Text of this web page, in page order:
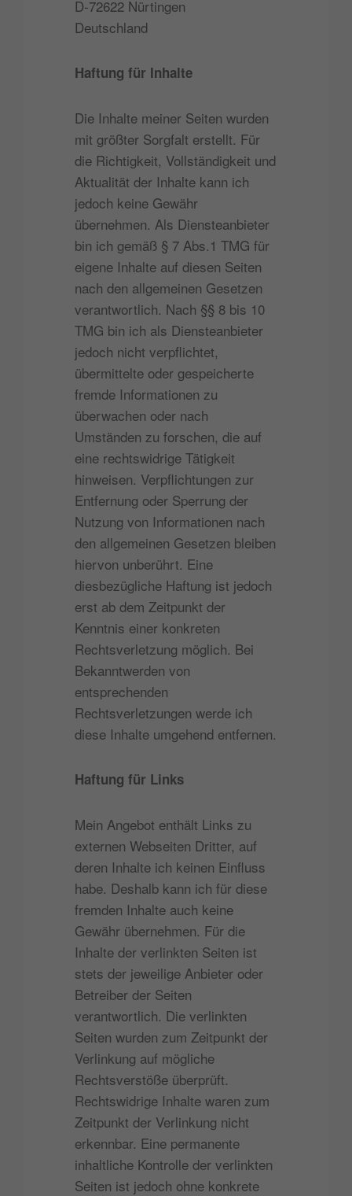
D-72622 Nürtingen
Deutschland
Haftung für Inhalte
Die Inhalte meiner Seiten wurden
mit größter Sorgfalt erstellt. Für
die Richtigkeit, Vollständigkeit und
Aktualität der Inhalte kann ich
jedoch keine Gewähr
übernehmen. Als Diensteanbieter
bin ich gemäß § 7 Abs.1 TMG für
eigene Inhalte auf diesen Seiten
nach den allgemeinen Gesetzen
verantwortlich. Nach §§ 8 bis 10
TMG bin ich als Diensteanbieter
jedoch nicht verpflichtet,
übermittelte oder gespeicherte
fremde Informationen zu
überwachen oder nach
Umständen zu forschen, die auf
eine rechtswidrige Tätigkeit
hinweisen. Verpflichtungen zur
Entfernung oder Sperrung der
Nutzung von Informationen nach
den allgemeinen Gesetzen bleiben
hiervon unberührt. Eine
diesbezügliche Haftung ist jedoch
erst ab dem Zeitpunkt der
Kenntnis einer konkreten
Rechtsverletzung möglich. Bei
Bekanntwerden von
entsprechenden
Rechtsverletzungen werde ich
diese Inhalte umgehend entfernen.
Haftung für Links
Mein Angebot enthält Links zu
externen Webseiten Dritter, auf
deren Inhalte ich keinen Einfluss
habe. Deshalb kann ich für diese
fremden Inhalte auch keine
Gewähr übernehmen. Für die
Inhalte der verlinkten Seiten ist
stets der jeweilige Anbieter oder
Betreiber der Seiten
verantwortlich. Die verlinkten
Seiten wurden zum Zeitpunkt der
Verlinkung auf mögliche
Rechtsverstöße überprüft.
Rechtswidrige Inhalte waren zum
Zeitpunkt der Verlinkung nicht
erkennbar. Eine permanente
inhaltliche Kontrolle der verlinkten
Seiten ist jedoch ohne konkrete